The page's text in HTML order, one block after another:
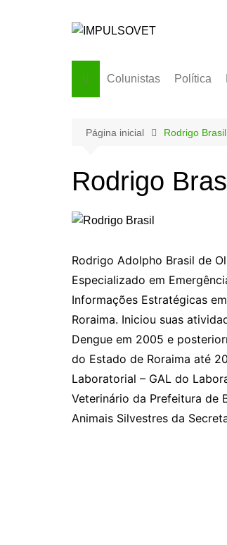
Colunistas
Política
Página inicial Rodrigo Brasil
Rodrigo
Rodrigo Adolpho Brasil de
Especializado em
Informações Estratégicas
Roraima. Iniciou suas
Dengue em 2005 e
do Estado de Roraima até
Laboratorial – GAL do
Veterinário da Prefeitura de
Animais Silvestres da